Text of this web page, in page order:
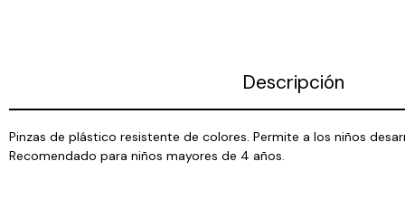
Descripción
Pinzas de plástico resistente de colores. Permite a los niños
Recomendado para niños mayores de 4 años.